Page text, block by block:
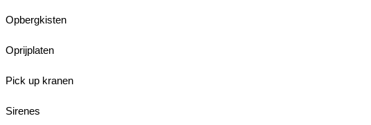
Opbergkisten
Oprijplaten
Pick up kranen
Sirenes